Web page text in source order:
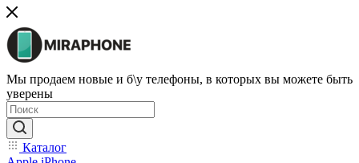
Мы продаем новые и б\у телефоны, в которых вы можете быть
уверены
Каталог